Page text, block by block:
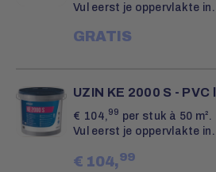
Vul eerst je oppervlakte in.
GRATIS
UZIN KE 2000 S - PVC
€ 104, 99 per stuk à 50 m².
Vul eerst je oppervlakte in.
€ 104,99